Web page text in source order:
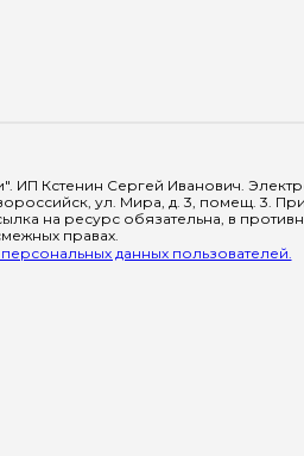
ИП Кстенин Сергей Иванович.
ул. Мира, д. 3, помещ. 3.
на ресурс обязательна, в
правах.
данных пользователей.